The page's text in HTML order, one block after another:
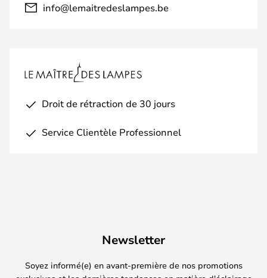
info@lemaitredeslampes.be
Droit de rétraction de 30 jours
Service Clientèle Professionnel
Newsletter
Soyez informé(e) en avant-première de nos promotions